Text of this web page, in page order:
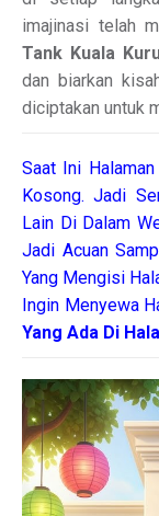
imajinasi telah
Tank Kuala
dan biarkan
diciptakan untuk
Saat Ini
Kosong. Jadi
Lain Di Dalam
Jadi Acuan
Yang Mengisi
Ingin Menyewa
Yang Ada Di